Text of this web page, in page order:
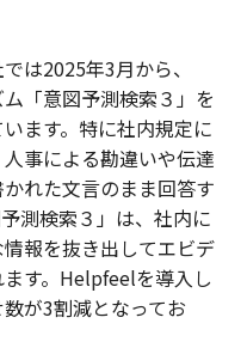
は2025年3月から、
「意図予測検索３」を
ます。特に社内規定に
事による勘違いや伝達
れた文言のまま回答す
測検索３」は、社内に
報を抜き出してエビデ
す。Helpfeelを導入し
が3割減となってお